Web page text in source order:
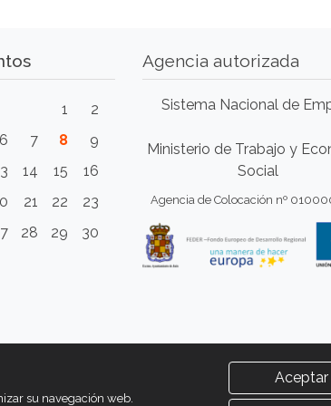
1
2
6 7 8
9
14 15
16
21 22
23
28 29
30
Agencia autorizada
Sistema Nacional de
Ministerio de Trabajo y
Social
Agencia de Colocación nº
su navegación web.
Aceptar